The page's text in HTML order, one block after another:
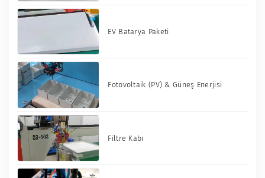
EV Batarya Paketi
Fotovoltaik (PV) & Güneş Enerjisi
Filtre Kabı